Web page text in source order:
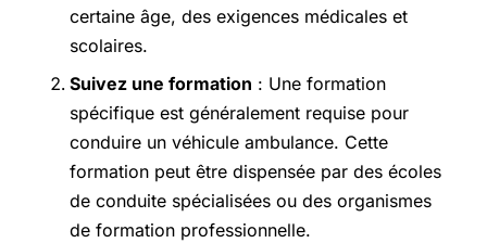
certaine âge, des exigences médicales et
scolaires.
Suivez une formation : Une formation
spécifique est généralement requise pour
conduire un véhicule ambulance. Cette
formation peut être dispensée par des écoles
de conduite spécialisées ou des organismes
de formation professionnelle.